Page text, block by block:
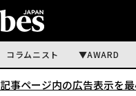
コラムニスト AWARD
記事ページ内の広告表示を